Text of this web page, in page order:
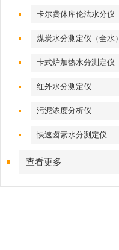
卡尔费休库伦法水分仪
煤炭水分测定仪（全水）
卡式炉加热水分测定仪
红外水分测定仪
污泥浓度分析仪
快速卤素水分测定仪
查看更多